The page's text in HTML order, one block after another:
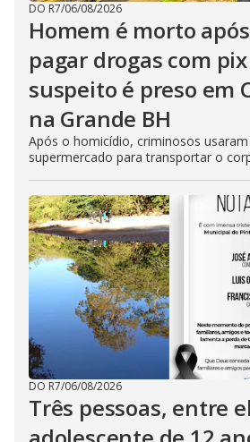
DO R7/06/08/2026
Homem é morto
pagar drogas com
suspeito é preso em
na Grande BH
Após o homicídio, criminosos
supermercado para transportar o
DO R7/06/08/2026
Três pessoas, entre